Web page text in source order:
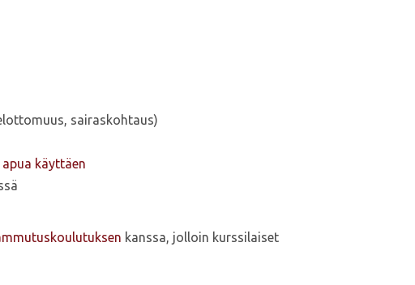
sairaskohtaus)
käyttäen
kanssa, jolloin kurssilaiset